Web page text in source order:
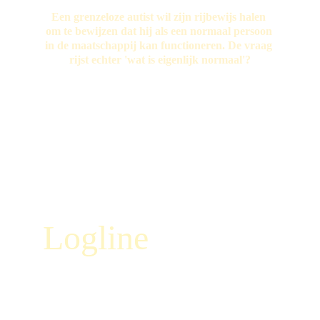
Een grenzeloze autist wil zijn rijbewijs halen
om te bewijzen dat hij als een normaal persoon
in de maatschappij kan functioneren. De vraag
rijst echter 'wat is eigenlijk normaal'?
Logline